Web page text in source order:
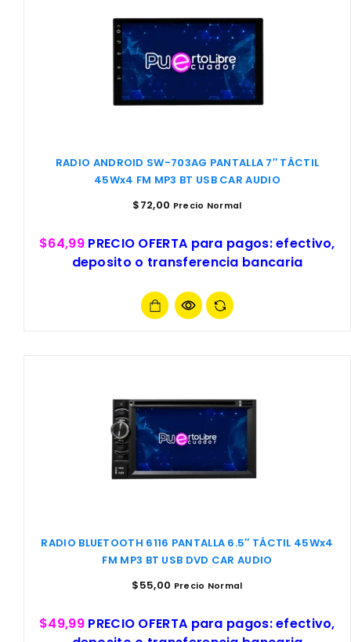
RADIO ANDROID SW-703AG PANTALLA 7″ TÁCTIL
45Wx4 FM MP3 BT USB CAR AUDIO
$72,00 Precio Normal
$64,99 PRECIO OFERTA para pagos: efectivo,
deposito o transferencia bancaria
RADIO BLUETOOTH 6116 PANTALLA 6.5″ TÁCTIL 45Wx4
FM MP3 BT USB DVD CAR AUDIO
$55,00 Precio Normal
$49,99 PRECIO OFERTA para pagos: efectivo,